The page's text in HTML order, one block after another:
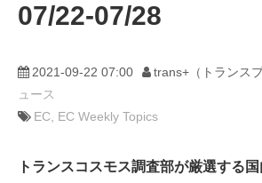
07/22-07/28
2021-09-22 07:00 trans+（トランス
ュース
EC EC Weekly Topics
トランスコスモス調査部が厳選する